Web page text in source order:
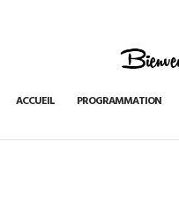
ACCUEIL PROGRAMMATION